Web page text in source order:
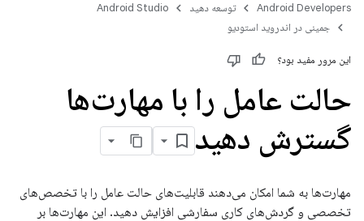
Android Developers توسعه دهید
Android Studio
جمینی در اندروید استودیو
این مرور مفید بود؟
حالت عامل را با مهارت‌ها
گسترش دهید
مهارت‌ها به شما امکان می‌دهند قابلیت‌های حالت عامل را با تخصص‌های
تخصصی و گردش‌های کاری سفارشی افزایش دهید. این مهارت‌ها بر